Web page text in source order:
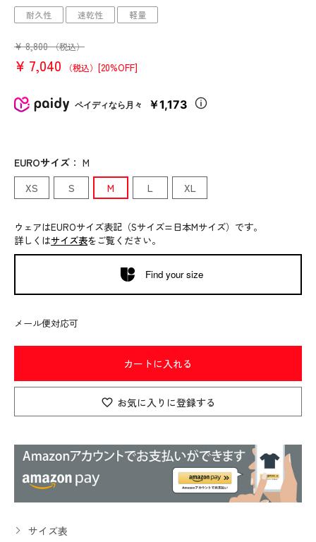
耐久性 速乾性 軽量
¥ 8,800 （税込）
¥ 7,040 （税込） [20%OFF]
ペイディなら月々 ￥1,173
EUROサイズ ： M
XS
S M L XL
ウェアはEUROサイズ表記（Sサイズ=日本Mサイズ）です。
詳しくはサイズ表をご覧ください。
Find your size
メール便対応可
カートに入れる
お気に入りに登録する
サイズ表